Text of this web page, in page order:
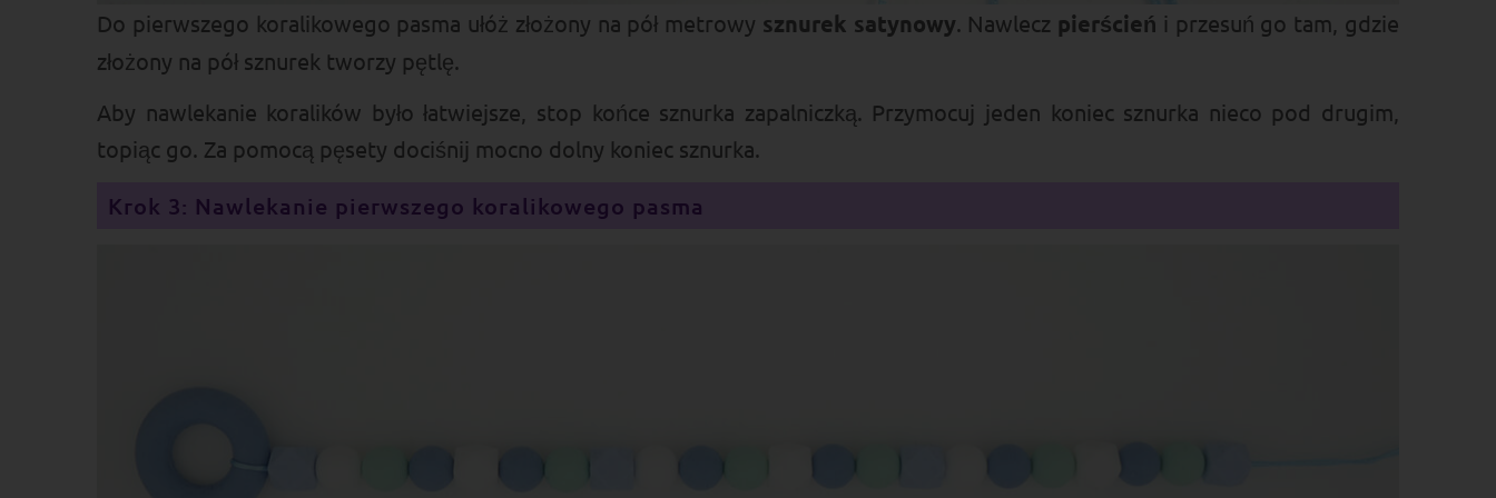
Do pierwszego koralikowego pasma ułóż złożony na pół metrowy sznurek satynowy. Nawlecz pierścień i przesuń go tam, gdzie
złożony na pół sznurek tworzy pętlę.
Aby nawlekanie koralików było łatwiejsze, stop końce sznurka zapalniczką. Przymocuj jeden koniec sznurka nieco pod drugim,
topiąc go. Za pomocą pęsety dociśnij mocno dolny koniec sznurka.
Krok 3: Nawlekanie pierwszego koralikowego pasma